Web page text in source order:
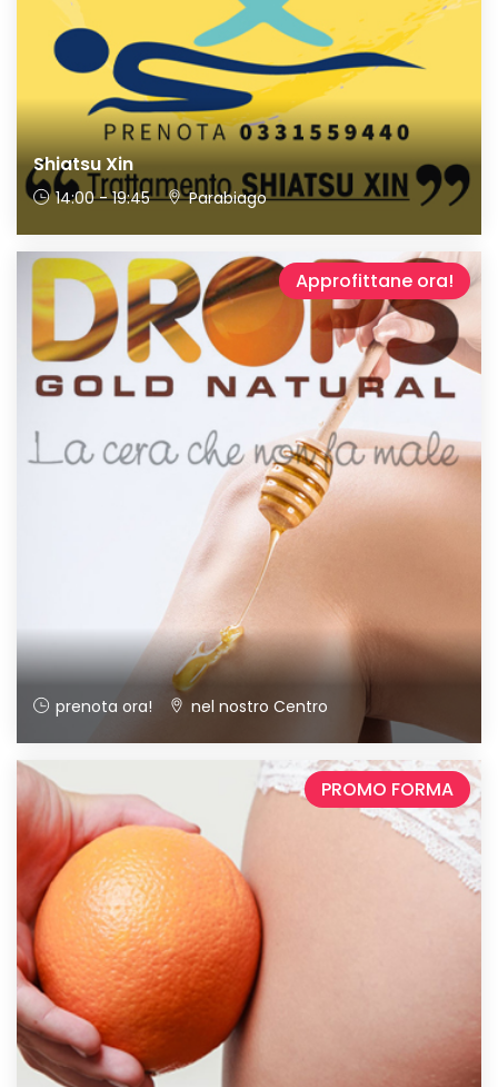
Shiatsu Xin
14:00 - 19:45 Parabiago
Approfittane ora!
prenota ora! nel nostro Centro
PROMO FORMA